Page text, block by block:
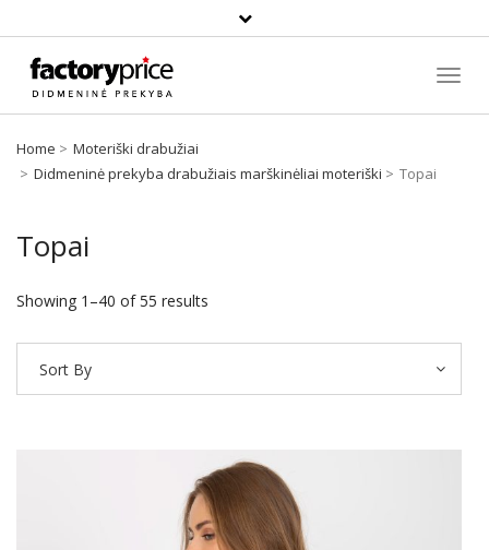
Paieška
Home
Moteriški drabužiai
Didmeninė prekyba drabužiais marškinėliai moteriški
Topai
Topai
Showing 1–40 of 55 results
Sort By